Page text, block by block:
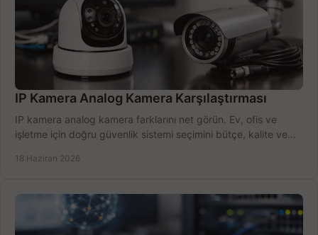
IP Kamera Analog Kamera Karşılaştırması
IP kamera analog kamera farklarını net görün. Ev, ofis ve
işletme için doğru güvenlik sistemi seçimini bütçe, kalite ve
18 Haziran 2026